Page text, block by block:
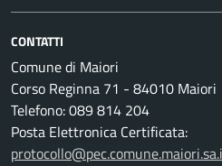
CONTATTI
Comune di Maiori
Corso Reginna 71 - 84010 Maiori
Telefono: 089 814 204
Posta Elettronica Certificata: